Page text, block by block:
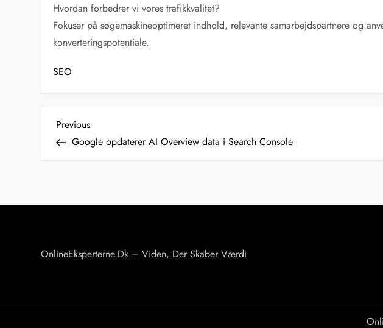
Hvordan forbedrer vi vores trafikkvalitet?
Fokuser på søgemaskineoptimeret indhold, relevante samarbejdspartnere og
konverteringspotentiale.
SEO
I
n
æ
n
v
Previous
Post
Previous
Google opdaterer AI Overview data i Search Console
OnlineEksperterne.dk – Viden, Der Skaber Værdi